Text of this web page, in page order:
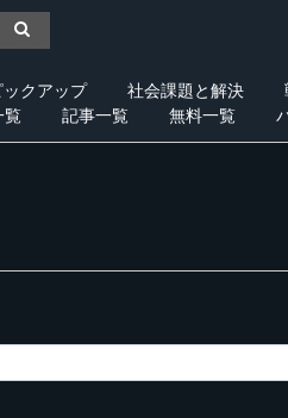
ックアップ 社会課題と解決
覧 記事一覧 無料一覧